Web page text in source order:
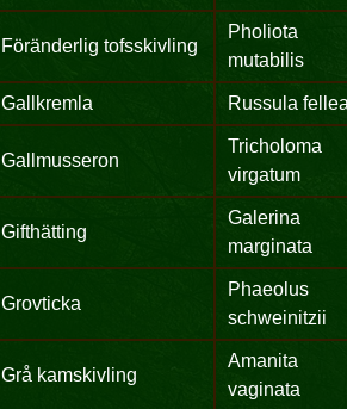
Föränderlig tofsskivling
Pholiota
mutabilis
Gallkremla Russula
Gallmusseron
Tricholoma
virgatum
Gifthätting
Galerina
marginata
Grovticka
Phaeolus
schweinitzii
Grå kamskivling
Amanita
vaginata